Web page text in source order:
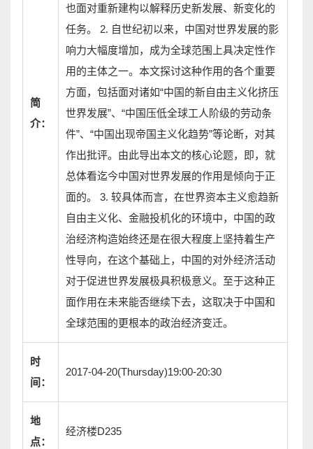
简
介：
也面对重新建构以解释历史新发展、新变化的
任务。 2. 自世纪初以来，中国对世界发展的影
响力大幅度增加，成为全球范围上具决定性作
用的主体之一。本文探讨这种作用的各个重要
方面，包括面对诸如“中国的新自由主义化挤压
世界发展”、“中国压低全球工人阶级的劳动条
件”、“中国出现帝国主义化趋势”等论断，对其
作出批评。由此导出本文的核心论题，即，就
总体看迄今中国对世界发展的作用是倾向于正
面的。 3. 较具体而言，在世界资本主义愈趋新
自由主义化、金融投机化的环境中，中国的政
治经济构造始终还是在很大程度上坚持着生产
性导向，在这个基础上，中国的对外经济活动
对于促进世界发展极具积极意义。至于这种正
面作用在未来能否继续下去，这取决于中国和
全球范围的更根本的政治经济变迁。
时
间：
2017-04-20(Thursday)19:00-20:30
地
点：
经济楼D235